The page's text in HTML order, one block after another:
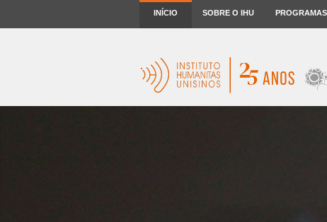
INÍCIO SOBRE O IHU PROGRAMAS